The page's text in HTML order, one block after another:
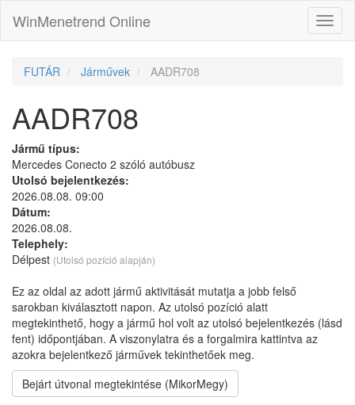
WinMenetrend Online
FUTÁR Járművek AADR708
AADR708
Jármű típus:
Mercedes Conecto 2 szóló autóbusz
Utolsó bejelentkezés:
2026.08.08. 09:00
Dátum:
2026.08.08.
Telephely:
Délpest (Utolsó pozíció alapján)
Ez az oldal az adott jármű aktivitását mutatja a jobb felső
sarokban kiválasztott napon. Az utolsó pozíció alatt
megtekinthető, hogy a jármű hol volt az utolsó bejelentkezés (lásd
fent) időpontjában. A viszonylatra és a forgalmira kattintva az
azokra bejelentkező járművek tekinthetőek meg.
Bejárt útvonal megtekintése (MikorMegy)